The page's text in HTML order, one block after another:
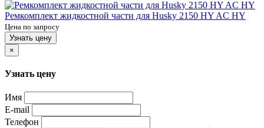
Ремкомплект жидкостной части для Husky 2150 HY AC HY
Цена по запросу
Узнать цену
×
Узнать цену
Имя
E-mail
Телефон